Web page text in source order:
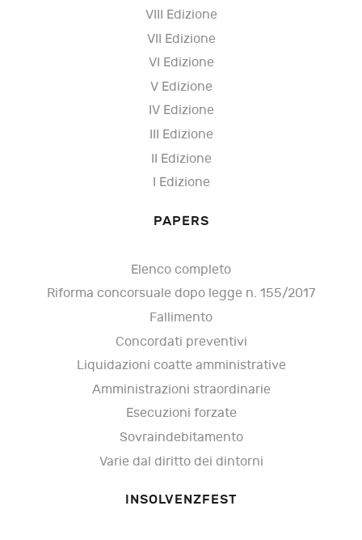
VIII Edizione
VII Edizione
VI Edizione
V Edizione
IV Edizione
III Edizione
II Edizione
I Edizione
PAPERS
Elenco completo
Riforma concorsuale dopo legge n. 155/2017
Fallimento
Concordati preventivi
Liquidazioni coatte amministrative
Amministrazioni straordinarie
Esecuzioni forzate
Sovraindebitamento
Varie dal diritto dei dintorni
INSOLVENZFEST